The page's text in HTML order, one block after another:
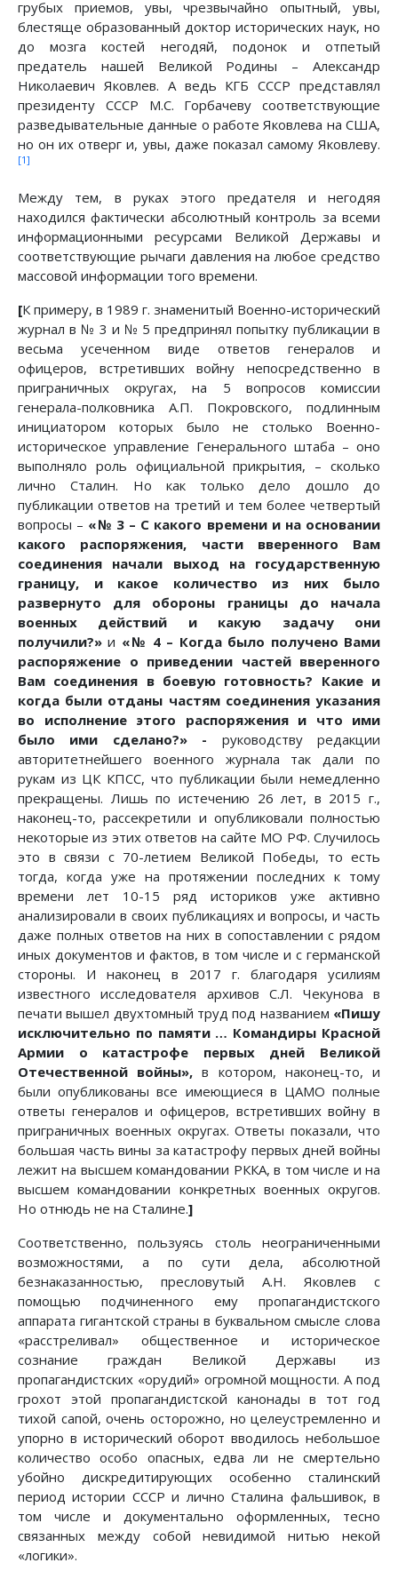
грубых приемов, увы, чрезвычайно опытный, увы,
блестяще образованный доктор исторических наук, но
до мозга костей негодяй, подонок и отпетый
предатель нашей Великой Родины – Александр
Николаевич Яковлев. А ведь КГБ СССР представлял
президенту СССР М.С. Горбачеву соответствующие
разведывательные данные о работе Яковлева на США,
но он их отверг и, увы, даже показал самому Яковлеву.
[1]
Между тем, в руках этого предателя и негодяя
находился фактически абсолютный контроль за всеми
информационными ресурсами Великой Державы и
соответствующие рычаги давления на любое средство
массовой информации того времени.
[К примеру, в 1989 г. знаменитый Военно-исторический
журнал в № 3 и № 5 предпринял попытку публикации в
весьма усеченном виде ответов генералов и
офицеров, встретивших войну непосредственно в
приграничных округах, на 5 вопросов комиссии
генерала-полковника А.П. Покровского, подлинным
инициатором которых было не столько Военно-
историческое управление Генерального штаба – оно
выполняло роль официальной прикрытия, – сколько
лично Сталин. Но как только дело дошло до
публикации ответов на третий и тем более четвертый
вопросы – «№ 3 – С какого времени и на основании
какого распоряжения, части вверенного Вам
соединения начали выход на государственную
границу, и какое количество из них было
развернуто для обороны границы до начала
военных действий и какую задачу они
получили?» и «№ 4 – Когда было получено Вами
распоряжение о приведении частей вверенного
Вам соединения в боевую готовность? Какие и
когда были отданы частям соединения указания
во исполнение этого распоряжения и что ими
было ими сделано?» - руководству редакции
авторитетнейшего военного журнала так дали по
рукам из ЦК КПСС, что публикации были немедленно
прекращены. Лишь по истечению 26 лет, в 2015 г.,
наконец-то, рассекретили и опубликовали полностью
некоторые из этих ответов на сайте МО РФ. Случилось
это в связи с 70-летием Великой Победы, то есть
тогда, когда уже на протяжении последних к тому
времени лет 10-15 ряд историков уже активно
анализировали в своих публикациях и вопросы, и часть
даже полных ответов на них в сопоставлении с рядом
иных документов и фактов, в том числе и с германской
стороны. И наконец в 2017 г. благодаря усилиям
известного исследователя архивов С.Л. Чекунова в
печати вышел двухтомный труд под названием «Пишу
исключительно по памяти … Командиры Красной
Армии о катастрофе первых дней Великой
Отечественной войны»,в котором, наконец-то, и
были опубликованы все имеющиеся в ЦАМО полные
ответы генералов и офицеров, встретивших войну в
приграничных военных округах. Ответы показали, что
большая часть вины за катастрофу первых дней войны
лежит на высшем командовании РККА, в том числе и на
высшем командовании конкретных военных округов.
Но отнюдь не на Сталине.]
Соответственно, пользуясь столь неограниченными
возможностями, а по сути дела, абсолютной
безнаказанностью, пресловутый А.Н. Яковлев с
помощью подчиненного ему пропагандистского
аппарата гигантской страны в буквальном смысле слова
«расстреливал» общественное и историческое
сознание граждан Великой Державы из
пропагандистских «орудий» огромной мощности. А под
грохот этой пропагандистской канонады в тот год
тихой сапой, очень осторожно, но целеустремленно и
упорно в исторический оборот вводилось небольшое
количество особо опасных, едва ли не смертельно
убойно дискредитирующих особенно сталинский
период истории СССР и лично Сталина фальшивок, в
том числе и документально оформленных, тесно
связанных между собой невидимой нитью некой
«логики».